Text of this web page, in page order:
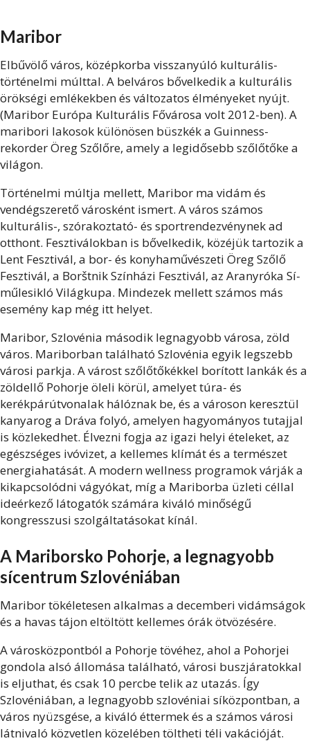
Maribor
Elbűvölő város, középkorba visszanyúló kulturális-
történelmi múlttal. A belváros bővelkedik a kulturális
örökségi emlékekben és változatos élményeket nyújt.
(Maribor Európa Kulturális Fővárosa volt 2012-ben). A
maribori lakosok különösen büszkék a Guinness-
rekorder Öreg Szőlőre, amely a legidősebb szőlőtőke a
világon.
Történelmi múltja mellett, Maribor ma vidám és
vendégszerető városként ismert. A város számos
kulturális-, szórakoztató- és sportrendezvénynek ad
otthont. Fesztiválokban is bővelkedik, közéjük tartozik a
Lent Fesztivál, a bor- és konyhaművészeti Öreg Szőlő
Fesztivál, a Borštnik Színházi Fesztivál, az Aranyróka Sí-
műlesikló Világkupa. Mindezek mellett számos más
esemény kap még itt helyet.
Maribor, Szlovénia második legnagyobb városa, zöld
város. Mariborban található Szlovénia egyik legszebb
városi parkja. A várost szőlőtőkékkel borított lankák és a
zöldellő Pohorje öleli körül, amelyet túra- és
kerékpárútvonalak hálóznak be, és a városon keresztül
kanyarog a Dráva folyó, amelyen hagyományos tutajjal
is közlekedhet. Élvezni fogja az igazi helyi ételeket, az
egészséges ivóvizet, a kellemes klímát és a természet
energiahatását. A modern wellness programok várják a
kikapcsolódni vágyókat, míg a Mariborba üzleti céllal
ideérkező látogatók számára kiváló minőségű
kongresszusi szolgáltatásokat kínál.
A Mariborsko Pohorje, a legnagyobb
sícentrum Szlovéniában
Maribor tökéletesen alkalmas a decemberi vidámságok
és a havas tájon eltöltött kellemes órák ötvözésére.
A városközpontból a Pohorje tövéhez, ahol a Pohorjei
gondola alsó állomása található, városi buszjáratokkal
is eljuthat, és csak 10 percbe telik az utazás. Így
Szlovéniában, a legnagyobb szlovéniai síközpontban, a
város nyüzsgése, a kiváló éttermek és a számos városi
látnivaló közvetlen közelében töltheti téli vakációját.